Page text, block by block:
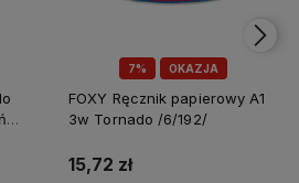
7% OKAZJA
FOXY Ręcznik papierowy A1
3w Tornado /6/192/
15,72 zł